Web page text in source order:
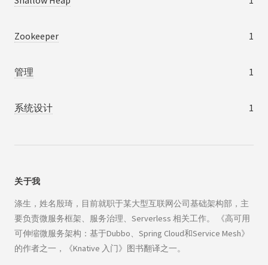
Zookeeper 1
管理 1
系统设计 1
关于我
涤生，姓名殷琦，目前就职于某大型互联网公司基础架构部，主
要负责微服务框架、服务治理、Serverless 相关工作。 《高可用
可伸缩微服务架构：基于Dubbo、Spring Cloud和Service Mesh》
的作者之一，《Knative 入门》图书翻译之一。